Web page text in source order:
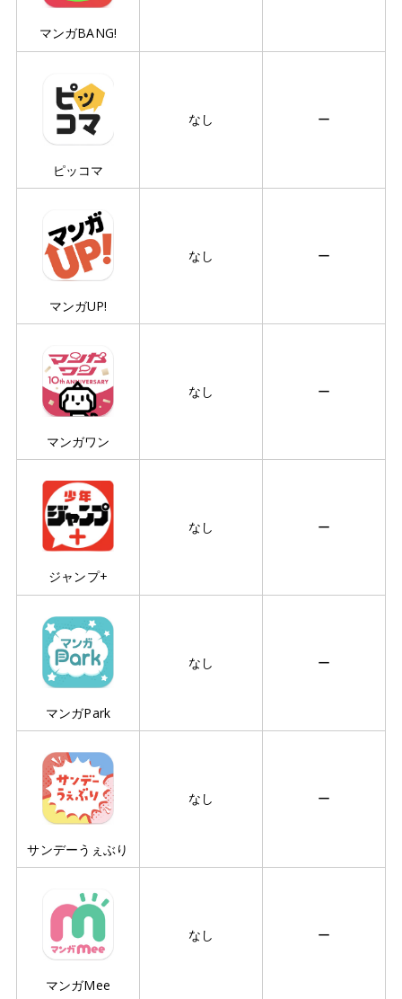
マンガBANG!
ピッコマ
なし ー
マンガUP!
なし ー
マンガワン
なし ー
ジャンプ+
なし ー
マンガPark
なし ー
サンデーうぇぶり
なし ー
マンガMee
なし ー